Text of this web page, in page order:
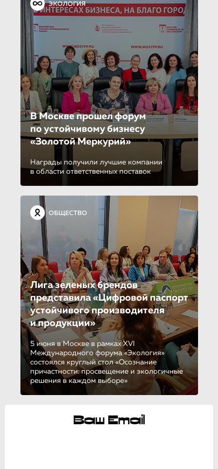
ЭКОЛОГИЯ
В Москве прошел форум
по устойчиво­му бизнесу
«Золотой Меркурий»
Награды получили лучшие компании
в области ответственных поставок
ОБЩЕСТВО
Лига зеленых брендов
представила «Цифровой паспорт
устойчивого производителя
и продукции»
5 июня в Москве в рамках XVI
Международного форума «Экология»
состоялся круглый стол «Осознание
причастности: просвещение и экологичные
решения в каждом выборе»
Ваш Email